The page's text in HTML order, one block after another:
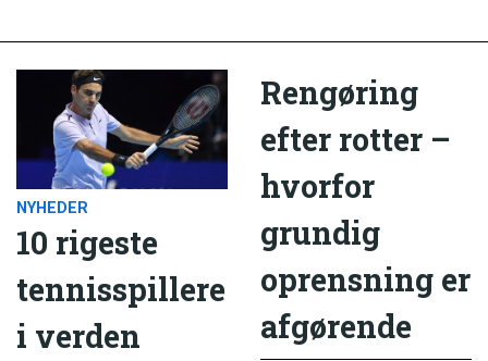
NYHEDER
10 rigeste
tennisspillere
i verden
Rengøring
efter rotter –
hvorfor
grundig
oprensning er
afgørende